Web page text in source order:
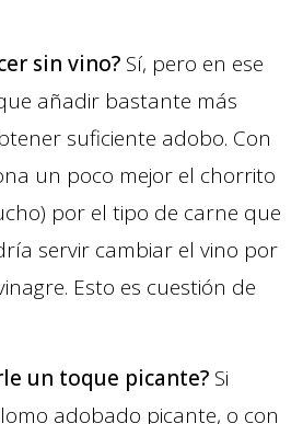
sin vino? Sí, pero en ese
añadir bastante más
suficiente adobo. Con
un poco mejor el chorrito
por el tipo de carne que
servir cambiar el vino por
Esto es cuestión de
un toque picante? Si
adobado picante, o con